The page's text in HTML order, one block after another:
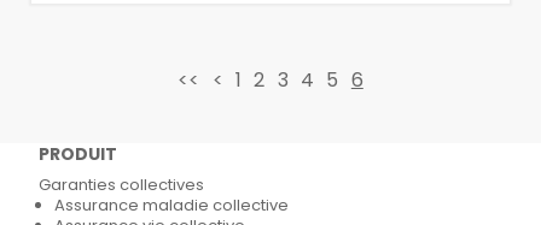
<< < 1 2 3 4 5 6
PRODUIT
Garanties collectives
Assurance maladie collective